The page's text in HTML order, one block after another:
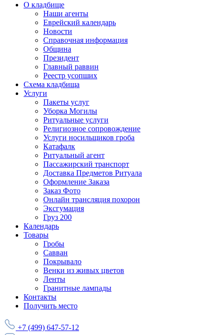
О кладбище
Наши агенты
Еврейский календарь
Новости
Справочная информация
Община
Президент
Главный раввин
Реестр усопших
Схема кладбища
Услуги
Пакеты услуг
Уборка Могилы
Ритуальные услуги
Религиозное сопровождение
Услуги носильщиков гроба
Катафалк
Ритуальный агент
Пассажирский транспорт
Доставка Предметов Ритуала
Оформление Заказа
Заказ Фото
Онлайн трансляция похорон
Эксгумация
Груз 200
Календарь
Товары
Гробы
Савван
Покрывало
Венки из живых цветов
Ленты
Гранитные лампады
Контакты
Получить место
+7 (499) 647-57-12